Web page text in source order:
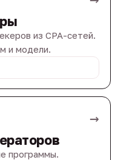
из CPA-сетей.
и модели.
→
программы.